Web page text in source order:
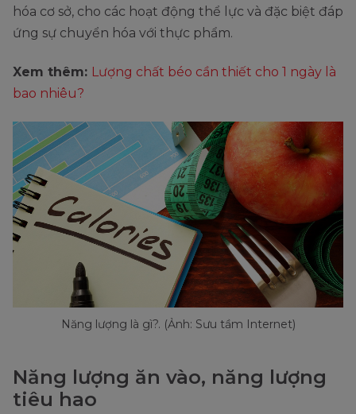
hóa cơ sở, cho các hoạt động thể lực và đặc biệt đáp
ứng sự chuyển hóa với thực phẩm.
Xem thêm: Lượng chất béo cần thiết cho 1 ngày là
bao nhiêu?
Năng lượng là gì?. (Ảnh: Sưu tầm Internet)
Năng lượng ăn vào, năng lượng
tiêu hao